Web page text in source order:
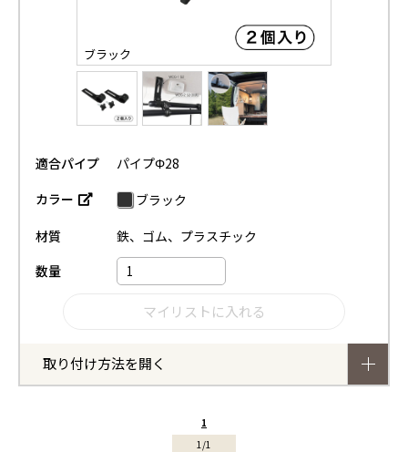
ブラック
適合パイプ
パイプΦ28
カラー
ブラック
材質
鉄、ゴム、プラスチック
数量
取り付け方法を開く
1/1
1